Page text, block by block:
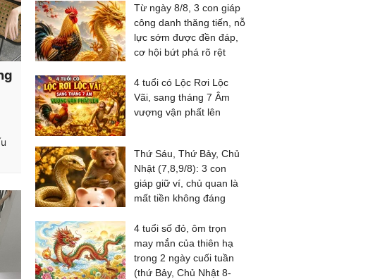
Từ ngày 8/8, 3 con giáp
công danh thăng tiến, nỗ
lực sớm được đền đáp,
cơ hội bứt phá rõ rệt
4 tuổi có Lộc Rơi Lộc
Vãi, sang tháng 7 Âm
vượng vận phất lên
Thứ Sáu, Thứ Bảy, Chủ
Nhật (7,8,9/8): 3 con
giáp giữ ví, chủ quan là
mất tiền không đáng
4 tuổi số đỏ, ôm trọn
may mắn của thiên hạ
trong 2 ngày cuối tuần
(thứ Bảy, Chủ Nhật 8-